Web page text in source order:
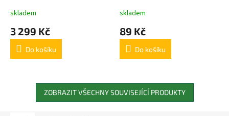
25826/06/01
skladem
3 299 Kč
Do košíku
skladem
89 Kč
Do košíku
ZOBRAZIT VŠECHNY SOUVISEJÍCÍ PRODUKTY